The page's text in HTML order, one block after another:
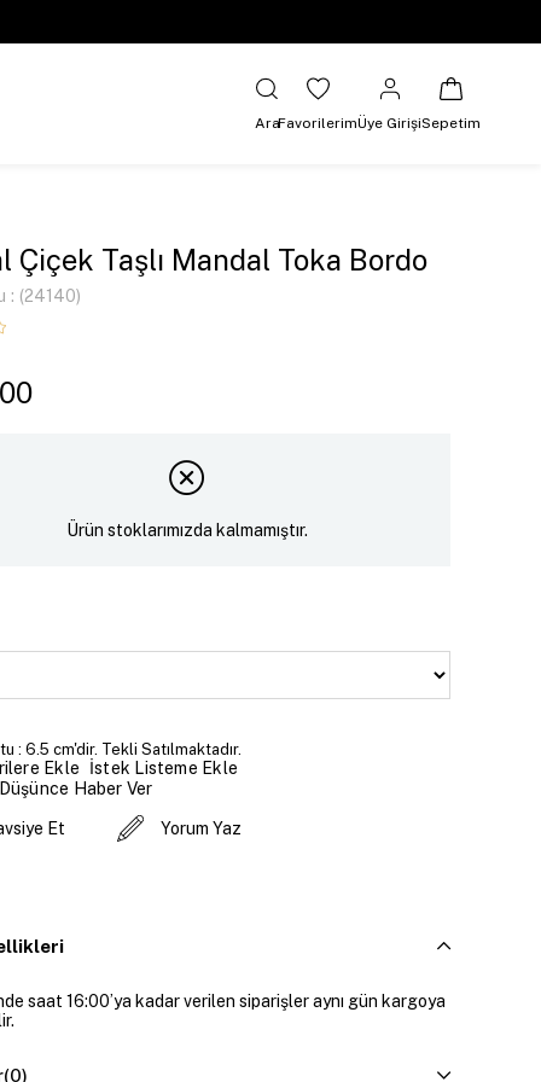
AraFavorilerimÜye GirişiSepetim
Çiçek Taşlı Mandal Toka Bordo
(24140)
Ürün stoklarımızda kalmamıştır.
: 6.5 cm'dir. Tekli Satılmaktadır.
Ekle
İstek Listeme Ekle
Haber Ver
Et Yorum Yaz
saat 16:00’ya kadar verilen siparişler aynı gün kargoya
(0)